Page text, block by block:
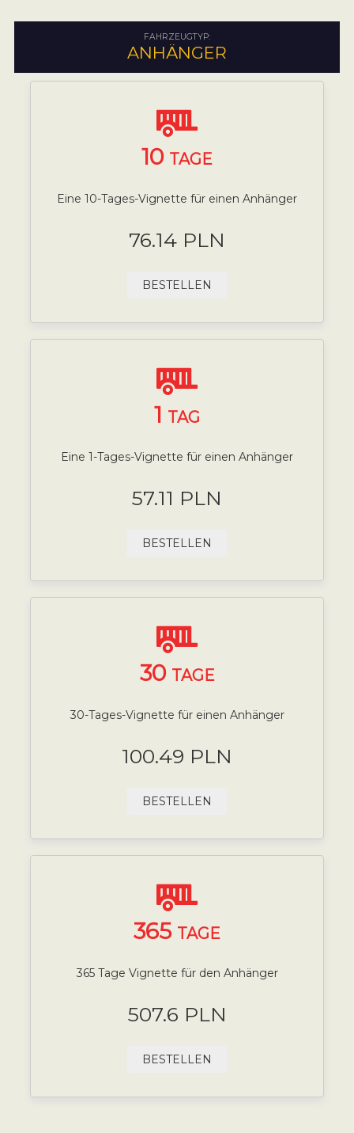
FAHRZEUGTYP:
ANHÄNGER
10 TAGE
Eine 10-Tages-Vignette für einen Anhänger
76.14 PLN
BESTELLEN
1 TAG
Eine 1-Tages-Vignette für einen Anhänger
57.11 PLN
BESTELLEN
30 TAGE
30-Tages-Vignette für einen Anhänger
100.49 PLN
BESTELLEN
365 TAGE
365 Tage Vignette für den Anhänger
507.6 PLN
BESTELLEN